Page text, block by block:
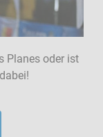
Planes oder ist